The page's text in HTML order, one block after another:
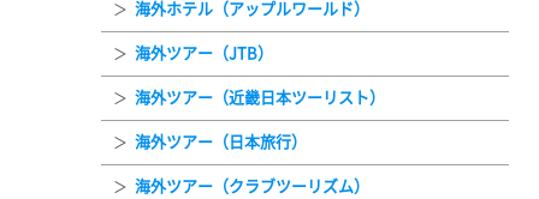
海外ホテル（アップルワールド）
海外ツアー（JTB）
海外ツアー（近畿日本ツーリスト）
海外ツアー（日本旅行）
海外ツアー（クラブツーリズム）